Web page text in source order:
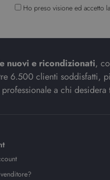
Ho preso visione ed accetto la
nuovi e ricondizionati,
6.500 clienti soddisfatti,
a chi